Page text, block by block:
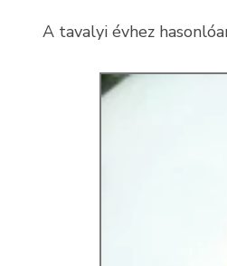
A tavalyi évhez